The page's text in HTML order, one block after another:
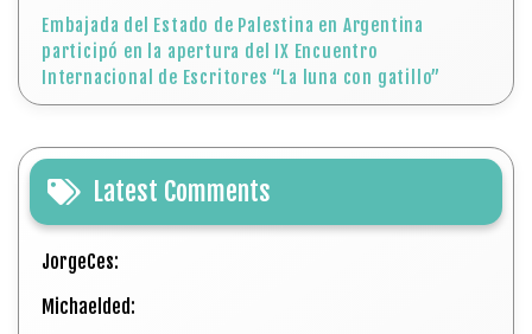
Embajada del Estado de Palestina en Argentina
participó en la apertura del IX Encuentro
Internacional de Escritores “La luna con gatillo”
Latest Comments
JorgeCes:
Michaelded: